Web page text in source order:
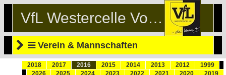
VfL Westercelle Volleyball
Verein & Mannschaften
1999
2012
2013
2014
2015
2016
2017
2018
2019
2020
2021
2022
2023
2024
2025
2026